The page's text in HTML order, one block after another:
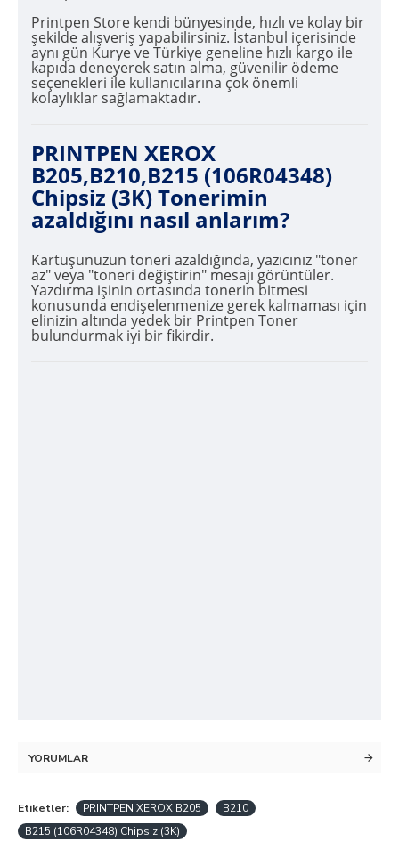
Printpen Store kendi bünyesinde, hızlı ve kolay bir
şekilde alışveriş yapabilirsiniz. İstanbul içerisinde
aynı gün Kurye ve Türkiye geneline hızlı kargo ile
kapıda deneyerek satın alma, güvenilir ödeme
seçenekleri ile kullanıcılarına çok önemli
kolaylıklar sağlamaktadır.
PRINTPEN XEROX
B205,B210,B215 (106R04348)
Chipsiz (3K) Tonerimin
azaldığını nasıl anlarım?
Kartuşunuzun toneri azaldığında, yazıcınız "toner
az" veya "toneri değiştirin" mesajı görüntüler.
Yazdırma işinin ortasında tonerin bitmesi
konusunda endişelenmenize gerek kalmaması için
elinizin altında yedek bir Printpen Toner
bulundurmak iyi bir fikirdir.
YORUMLAR
Etiketler: PRINTPEN XEROX B205
B210
B215 (106R04348) Chipsiz (3K)